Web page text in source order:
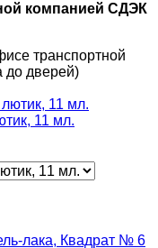
компанией СДЭК
транспортной
до дверей)
11 мл.